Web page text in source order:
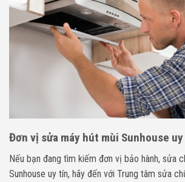
Đơn vị sửa máy hút mùi Sunhouse
Nếu bạn đang tìm kiếm đơn vị bảo hành, sửa
Sunhouse uy tín, hãy đến với Trung tâm sửa